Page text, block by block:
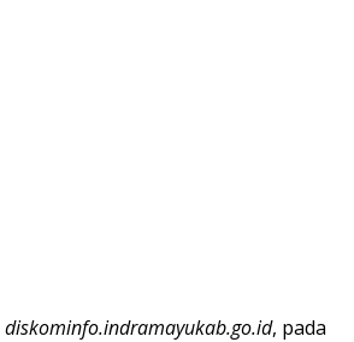
diskominfo.indramayukab.go.id, pada